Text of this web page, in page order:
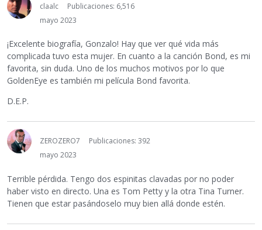
claalc
Publicaciones: 6,516
mayo 2023
¡Excelente biografía, Gonzalo! Hay que ver qué vida más
complicada tuvo esta mujer. En cuanto a la canción Bond, es mi
favorita, sin duda. Uno de los muchos motivos por lo que
GoldenEye es también mi película Bond favorita.
D.E.P.
ZEROZERO7
Publicaciones: 392
mayo 2023
Terrible pérdida. Tengo dos espinitas clavadas por no poder
haber visto en directo. Una es Tom Petty y la otra Tina Turner.
Tienen que estar pasándoselo muy bien allá donde estén.